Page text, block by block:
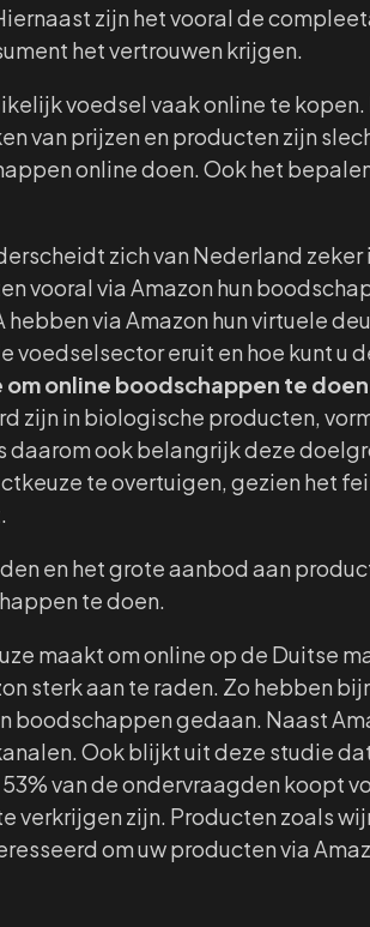
zijn het vooral de
het vertrouwen krijgen.
voedsel vaak online te kopen.
van prijzen en producten zijn
online doen. Ook het
zich van Nederland zeker
vooral via Amazon hun
hebben via Amazon hun virtuele
voedselsector eruit en hoe kunt u
online boodschappen te doen
zijn in biologische producten,
daarom ook belangrijk deze
te overtuigen, gezien het
en het grote aanbod aan
te doen.
maakt om online op de Duitse
sterk aan te raden. Zo hebben
boodschappen gedaan. Naast
Ook blijkt uit deze studie
van de ondervraagden koopt
verkrijgen zijn. Producten zoals
om uw producten via